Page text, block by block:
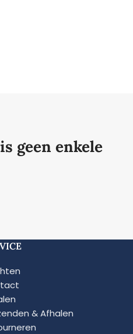
geen enkele
& Afhalen